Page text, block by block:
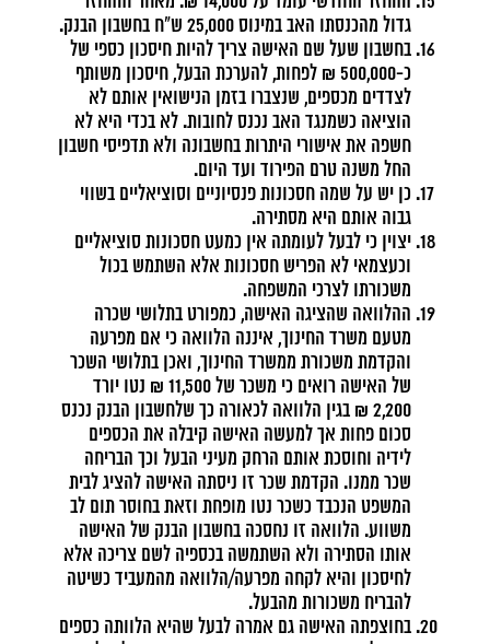
גדול מהכנסתו האב במינוס 25,000 ש"ח בחשבון הבנק.
בחשבון שעל שם האישה צריך להיות חיסכון כספי של
כ-500,000 ₪ לפחות, להערכת הבעל, חיסכון משותף
לצדדים מכספים, שנצברו בזמן הנישואין אותם לא
הוציאה כשמנגד האב נכנס לחובות. לא בכדי היא לא
חשפה את אישורי היתרות בחשבונה ולא תדפיסי חשבון
החל משנה טרם הפירוד ועד היום.
כן יש על שמה חסכונות פנסיוניים וסוציאליים בשווי
גבוה אותם היא מסתירה.
יצוין כי לבעל לעומתה אין כמעט חסכונות סוציאליים
וכעצמאי לא הפריש חסכונות אלא השתמש בכול
משכורתו לצרכי המשפחה.
ההלוואה שהציגה האישה, כמפורט בתלושי שכרה
מטעם משרד החינוך, איננה הלוואה כי אם מפרעה
והקדמת משכורת ממשרד החינוך, ואכן בתלושי השכר
של האישה רואים כי משכר של 11,500 ₪ נטו יורד
2,200 ₪ בגין הלוואה לכאורה כך שלחשבון הבנק נכנס
סכום פחות אך למעשה האישה קיבלה את הכספים
לידיה וחוסכת אותם הרחק מעיני הבעל וכך הבריחה
שכר ממנו. הקדמת שכר זו ניסתה האישה להציג לבית
המשפט הנכבד כשכר נטו מופחת וזאת בחוסר תום לב
משווע. הלוואה זו נחסכה בחשבון הבנק של האישה
אותו הסתירה ולא השתמשה בכספיה לשם צריכה אלא
לחיסכון והיא לקחה מפרעה/הלוואה מהמעביד כשיטה
להבריח משכורות מהבעל.
בחוצפתה האישה גם אמרה לבעל שהיא הלוותה כספים